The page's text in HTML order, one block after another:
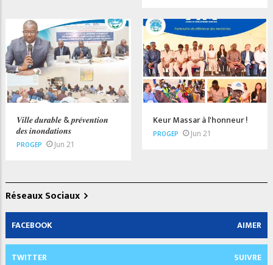
𝑽𝒊𝒍𝒍𝒆 𝒅𝒖𝒓𝒂𝒃𝒍𝒆 & 𝒑𝒓𝒆́𝒗𝒆𝒏𝒕𝒊𝒐𝒏
𝒅𝒆𝒔 𝒊𝒏𝒐𝒏𝒅𝒂𝒕𝒊𝒐𝒏𝒔
PROGEP Jun 21
Keur Massar à l'honneur !
PROGEP Jun 21
Réseaux Sociaux
FACEBOOK AIMER
TWITTER SUIVRE